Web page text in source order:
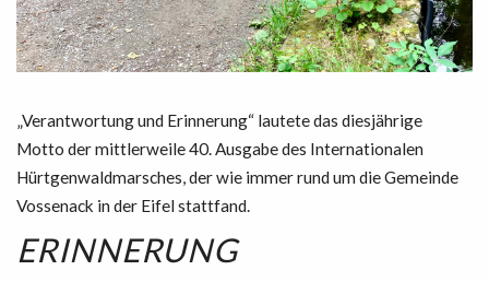
„Verantwortung und Erinnerung“ lautete das diesjährige
Motto der mittlerweile 40. Ausgabe des Internationalen
Hürtgenwaldmarsches, der wie immer rund um die Gemeinde
Vossenack in der Eifel stattfand.
ERINNERUNG